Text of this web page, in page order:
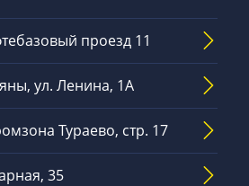
проезд 11
ул. Ленина, 1А
Тураево, стр. 17
35